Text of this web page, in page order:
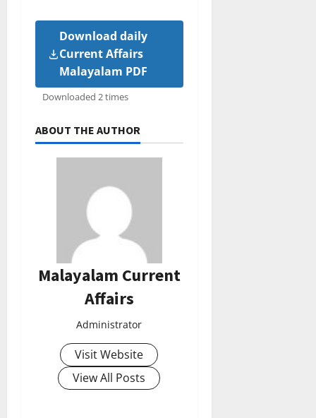
Download daily
Current Affairs
Malayalam PDF
Downloaded 2 times
ABOUT THE AUTHOR
Malayalam Current
Affairs
Administrator
Visit Website
View All Posts